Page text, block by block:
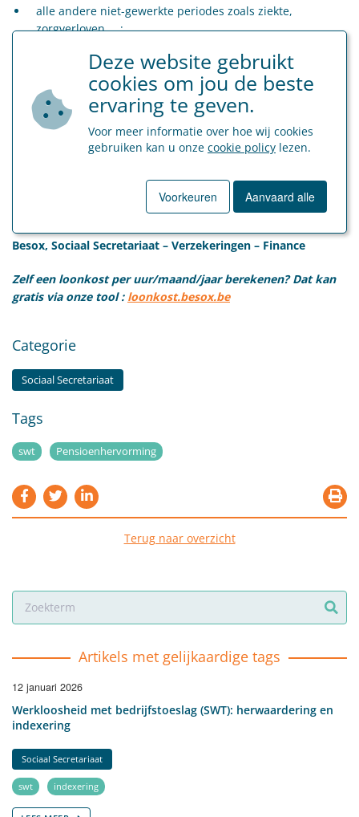
alle andere niet-gewerkte periodes zoals ziekte,
zorgverloven,….;
het gewaarborgd minimumpensioen.
Opgelet
Deze regeling is gebaseerd op ontwerpteksten. De inhoud kan
dus nog wijzigen. De wetgeving is pas definitief na publicatie
Bron: Voorontwerp van wet tot invoering van een beperkingspercentage in
de pensioenregeling voor werknemers en zelfstandigen.
Besox, Sociaal Secretariaat – Verzekeringen – Finance
Zelf een loonkost per uur/maand/jaar berekenen? Dat kan
gratis via onze tool : loonkost.besox.be
Categorie
Sociaal Secretariaat
Tags
swt Pensioenhervorming
Terug naar overzicht
Artikels met gelijkaardige tags
12 januari 2026
Werkloosheid met bedrijfstoeslag (SWT): herwaardering en
indexering
Sociaal Secretariaat
swt indexering
Deze website gebruikt
cookies om jou de beste
ervaring te geven.
Voor meer informatie over hoe wij cookies
gebruiken kan u onze cookie policy lezen.
Voorkeuren Aanvaard alle